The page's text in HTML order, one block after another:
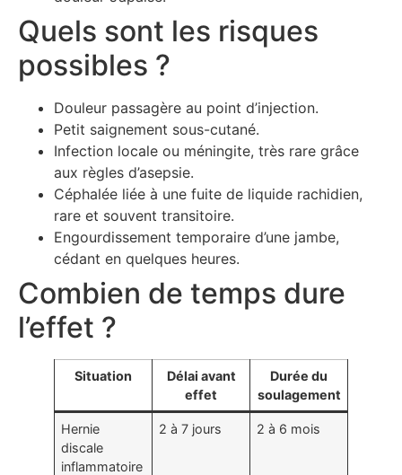
Quels sont les risques
possibles ?
Douleur passagère au point d’injection.
Petit saignement sous-cutané.
Infection locale ou méningite, très rare grâce
aux règles d’asepsie.
Céphalée liée à une fuite de liquide rachidien,
rare et souvent transitoire.
Engourdissement temporaire d’une jambe,
cédant en quelques heures.
Combien de temps dure
l’effet ?
Situation
Délai avant
effet
Durée du
soulagement
Hernie
discale
inflammatoire
2 à 7 jours 2 à 6 mois